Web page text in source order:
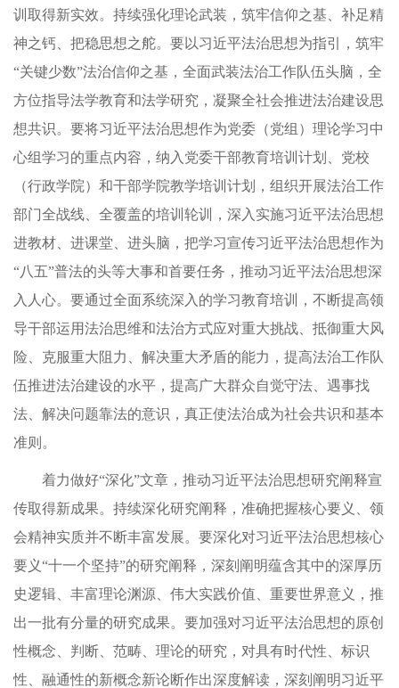
训取得新实效。持续强化理论武装，筑牢信仰之基、补足精
神之钙、把稳思想之舵。要以习近平法治思想为指引，筑牢
“关键少数”法治信仰之基，全面武装法治工作队伍头脑，全
方位指导法学教育和法学研究，凝聚全社会推进法治建设思
想共识。要将习近平法治思想作为党委（党组）理论学习中
心组学习的重点内容，纳入党委干部教育培训计划、党校
（行政学院）和干部学院教学培训计划，组织开展法治工作
部门全战线、全覆盖的培训轮训，深入实施习近平法治思想
进教材、进课堂、进头脑，把学习宣传习近平法治思想作为
“八五”普法的头等大事和首要任务，推动习近平法治思想深
入人心。要通过全面系统深入的学习教育培训，不断提高领
导干部运用法治思维和法治方式应对重大挑战、抵御重大风
险、克服重大阻力、解决重大矛盾的能力，提高法治工作队
伍推进法治建设的水平，提高广大群众自觉守法、遇事找
法、解决问题靠法的意识，真正使法治成为社会共识和基本
准则。
着力做好“深化”文章，推动习近平法治思想研究阐释宣
传取得新成果。持续深化研究阐释，准确把握核心要义、领
会精神实质并不断丰富发展。要深化对习近平法治思想核心
要义“十一个坚持”的研究阐释，深刻阐明蕴含其中的深厚历
史逻辑、丰富理论渊源、伟大实践价值、重要世界意义，推
出一批有分量的研究成果。要加强对习近平法治思想的原创
性概念、判断、范畴、理论的研究，对具有时代性、标识
性、融通性的新概念新论断作出深度解读，深刻阐明习近平